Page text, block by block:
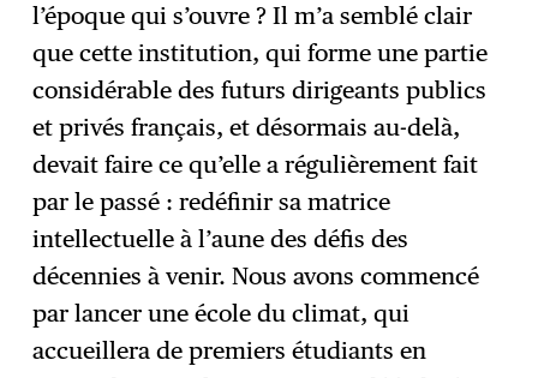
l’époque qui s’ouvre ? Il m’a semblé clair
que cette institution, qui forme une partie
considérable des futurs dirigeants publics
et privés français, et désormais au-delà,
devait faire ce qu’elle a régulièrement fait
par le passé : redéfinir sa matrice
intellectuelle à l’aune des défis des
décennies à venir. Nous avons commencé
par lancer une école du climat, qui
accueillera de premiers étudiants en